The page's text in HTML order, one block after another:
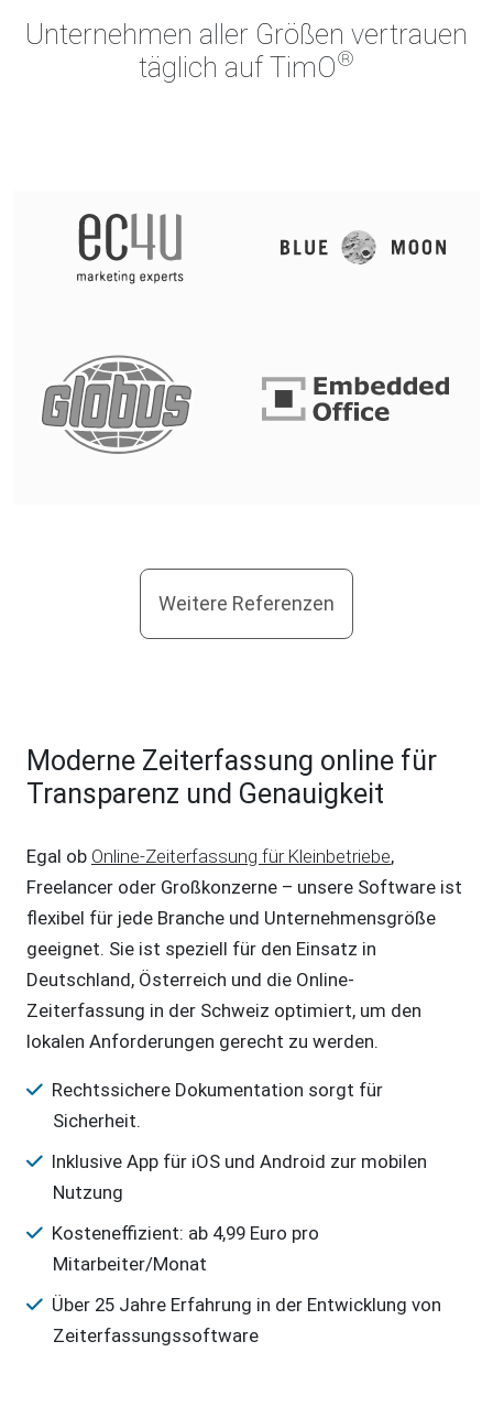
Unternehmen aller Größen vertrauen
täglich auf TimO®
Weitere Referenzen
Moderne Zeiterfassung online für
Transparenz und Genauigkeit
Egal ob Online-Zeiterfassung für Kleinbetriebe,
Freelancer oder Großkonzerne – unsere Software ist
flexibel für jede Branche und Unternehmensgröße
geeignet. Sie ist speziell für den Einsatz in
Deutschland, Österreich und die Online-
Zeiterfassung in der Schweiz optimiert, um den
lokalen Anforderungen gerecht zu werden.
Rechtssichere Dokumentation sorgt für
Sicherheit.
Inklusive App für iOS und Android zur mobilen
Nutzung
Kosteneffizient: ab 4,99 Euro pro
Mitarbeiter/Monat
Über 25 Jahre Erfahrung in der Entwicklung von
Zeiterfassungssoftware